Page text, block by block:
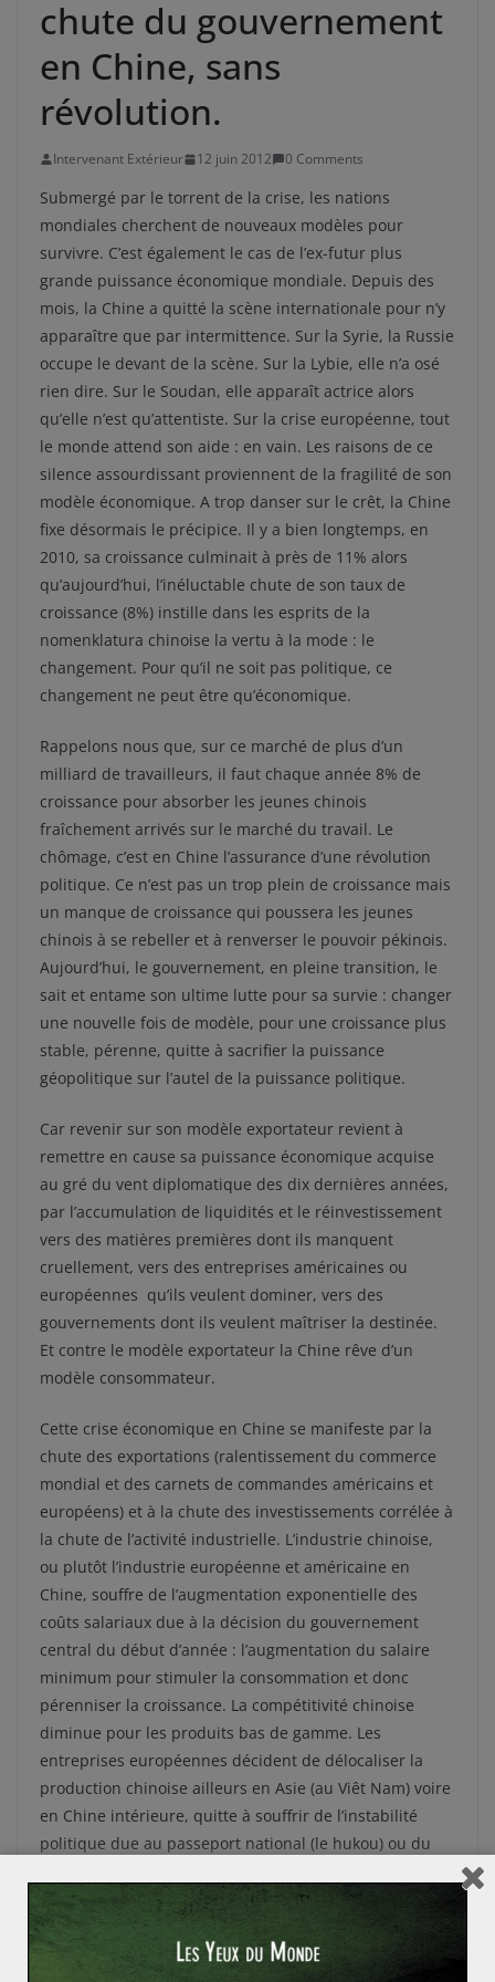
chute du gouvernement
en Chine, sans
révolution.
Intervenant Extérieur 12 juin 2012 0 Comments
Submergé par le torrent de la crise, les nations
mondiales cherchent de nouveaux modèles pour
survivre. C’est également le cas de l’ex-futur plus
grande puissance économique mondiale. Depuis des
mois, la Chine a quitté la scène internationale pour n’y
apparaître que par intermittence. Sur la Syrie, la Russie
occupe le devant de la scène. Sur la Lybie, elle n’a osé
rien dire. Sur le Soudan, elle apparaît actrice alors
qu’elle n’est qu’attentiste. Sur la crise européenne, tout
le monde attend son aide : en vain. Les raisons de ce
silence assourdissant proviennent de la fragilité de son
modèle économique. A trop danser sur le crêt, la Chine
fixe désormais le précipice. Il y a bien longtemps, en
2010, sa croissance culminait à près de 11% alors
qu’aujourd’hui, l’inéluctable chute de son taux de
croissance (8%) instille dans les esprits de la
nomenklatura chinoise la vertu à la mode : le
changement. Pour qu’il ne soit pas politique, ce
changement ne peut être qu’économique.
Rappelons nous que, sur ce marché de plus d’un
milliard de travailleurs, il faut chaque année 8% de
croissance pour absorber les jeunes chinois
fraîchement arrivés sur le marché du travail. Le
chômage, c’est en Chine l’assurance d’une révolution
politique. Ce n’est pas un trop plein de croissance mais
un manque de croissance qui poussera les jeunes
chinois à se rebeller et à renverser le pouvoir pékinois.
Aujourd’hui, le gouvernement, en pleine transition, le
sait et entame son ultime lutte pour sa survie : changer
une nouvelle fois de modèle, pour une croissance plus
stable, pérenne, quitte à sacrifier la puissance
géopolitique sur l’autel de la puissance politique.
Car revenir sur son modèle exportateur revient à
remettre en cause sa puissance économique acquise
au gré du vent diplomatique des dix dernières années,
par l’accumulation de liquidités et le réinvestissement
vers des matières premières dont ils manquent
cruellement, vers des entreprises américaines ou
européennes qu’ils veulent dominer, vers des
gouvernements dont ils veulent maîtriser la destinée.
Et contre le modèle exportateur la Chine rêve d’un
modèle consommateur.
Cette crise économique en Chine se manifeste par la
chute des exportations (ralentissement du commerce
mondial et des carnets de commandes américains et
européens) et à la chute des investissements corrélée à
la chute de l’activité industrielle. L’industrie chinoise,
ou plutôt l’industrie européenne et américaine en
Chine, souffre de l’augmentation exponentielle des
coûts salariaux due à la décision du gouvernement
central du début d’année : l’augmentation du salaire
minimum pour stimuler la consommation et donc
pérenniser la croissance. La compétitivité chinoise
diminue pour les produits bas de gamme. Les
entreprises européennes décident de délocaliser la
production chinoise ailleurs en Asie (au Viêt Nam) voire
en Chine intérieure, quitte à souffrir de l’instabilité
politique due au passeport national (le hukou) ou du
Mais le rêve du gouvernement échoue : les chinois
vieillissants épargnent en prévision de leur retraite,
contre l’insuffisance de protection sociale, et l’inflation